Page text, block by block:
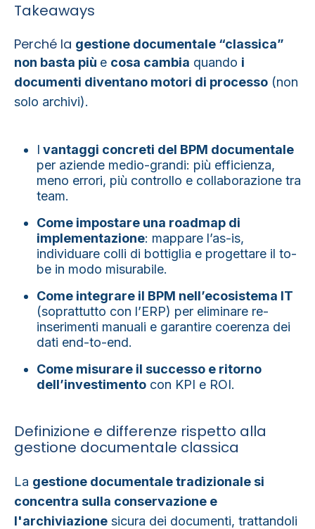
Takeaways
Perché la gestione documentale “classica”
non basta più e cosa cambia quando i
documenti diventano motori di processo (non
solo archivi).
I vantaggi concreti del BPM documentale
per aziende medio-grandi: più efficienza,
meno errori, più controllo e collaborazione tra
team.
Come impostare una roadmap di
implementazione: mappare l’as-is,
individuare colli di bottiglia e progettare il to-
be in modo misurabile.
Come integrare il BPM nell’ecosistema IT
(soprattutto con l’ERP) per eliminare re-
inserimenti manuali e garantire coerenza dei
dati end-to-end.
Come misurare il successo e ritorno
dell’investimento con KPI e ROI.
Definizione e differenze rispetto alla
gestione documentale classica
La gestione documentale tradizionale si
concentra sulla conservazione e
l'archiviazione sicura dei documenti, trattandoli